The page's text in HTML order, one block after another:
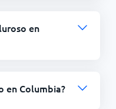
en
en Columbia?